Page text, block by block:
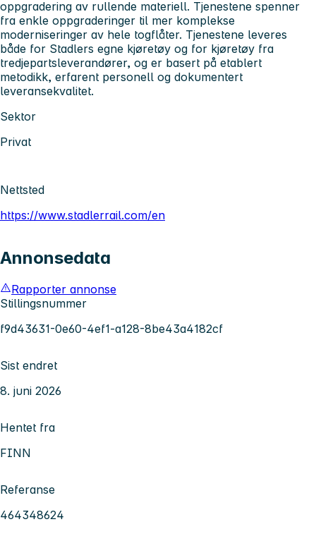
oppgradering av rullende materiell. Tjenestene spenner
fra enkle oppgraderinger til mer komplekse
moderniseringer av hele togflåter. Tjenestene leveres
både for Stadlers egne kjøretøy og for kjøretøy fra
tredjepartsleverandører, og er basert på etablert
metodikk, erfarent personell og dokumentert
leveransekvalitet.
Sektor
Privat
Nettsted
https://www.stadlerrail.com/en
Annonsedata
Rapporter annonse
Stillingsnummer
f9d43631-0e60-4ef1-a128-8be43a4182cf
Sist endret
8. juni 2026
Hentet fra
FINN
Referanse
464348624